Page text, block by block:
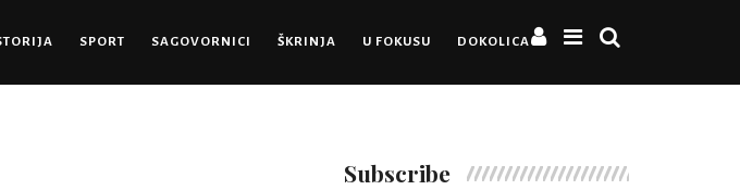
SPORT SAGOVORNICI ŠKRINJA U FOKUSU DOKOLICA
Subscribe